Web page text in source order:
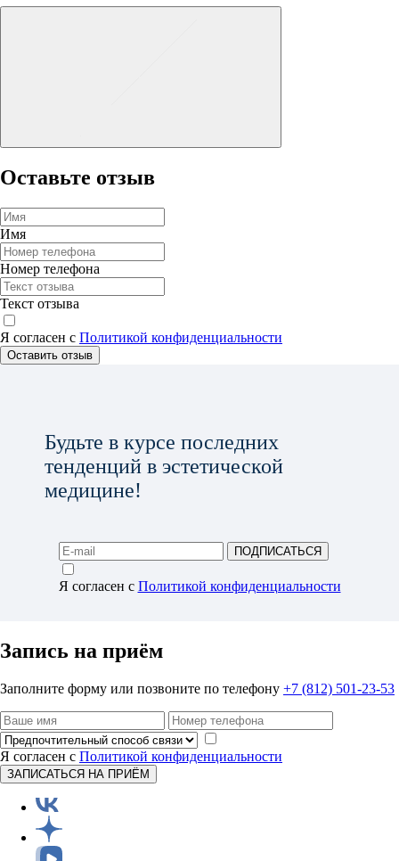
Оставьте отзыв
Имя
Номер телефона
Текст отзыва
Я согласен с Политикой конфиденциальности
Оставить отзыв
Будьте в курсе последних
тенденций в эстетической
медицине!
ПОДПИСАТЬСЯ
Я согласен с Политикой конфиденциальности
Запись на приём
Заполните форму или позвоните по телефону +7 (812) 501-23-53
Я согласен с Политикой конфиденциальности
ЗАПИСАТЬСЯ НА ПРИЁМ